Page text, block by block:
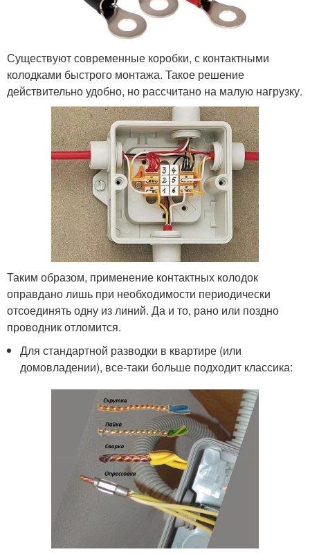
Существуют современные коробки, с контактными
колодками быстрого монтажа. Такое решение
действительно удобно, но рассчитано на малую нагрузку.
Таким образом, применение контактных колодок
оправдано лишь при необходимости периодически
отсоединять одну из линий. Да и то, рано или поздно
проводник отломится.
Для стандартной разводки в квартире (или
домовладении), все-таки больше подходит классика: